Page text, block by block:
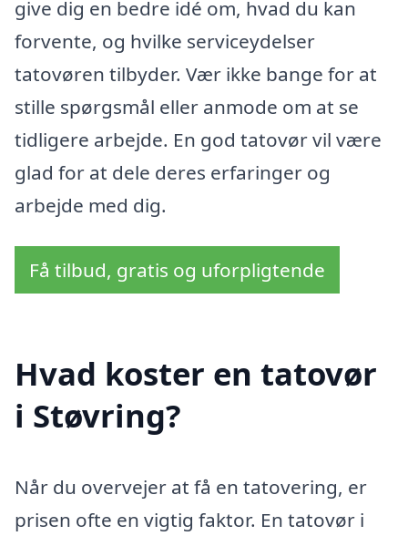
give dig en bedre idé om, hvad du kan
forvente, og hvilke serviceydelser
tatovøren tilbyder. Vær ikke bange for at
stille spørgsmål eller anmode om at se
tidligere arbejde. En god tatovør vil være
glad for at dele deres erfaringer og
arbejde med dig.
Få tilbud, gratis og uforpligtende
Hvad koster en tatovør
i Støvring?
Når du overvejer at få en tatovering, er
prisen ofte en vigtig faktor. En tatovør i